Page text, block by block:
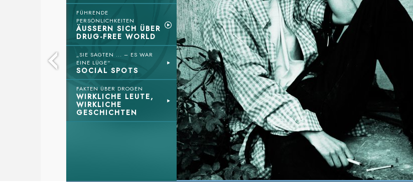
FÜHRENDE
PERSÖNLICHKEITEN
ÄUSSERN SICH ÜBER
DRUG-FREE WORLD
„SIE SAGTEN ... – ES WAR
EINE LÜGE“
SOCIAL SPOTS
FAKTEN ÜBER DROGEN
WIRKLICHE LEUTE,
WIRKLICHE
GESCHICHTEN